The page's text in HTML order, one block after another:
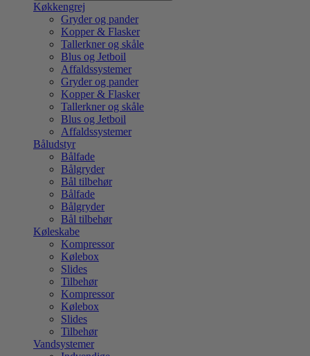
Køkkengrej
Gryder og pander
Kopper & Flasker
Tallerkner og skåle
Blus og Jetboil
Affaldssystemer
Gryder og pander
Kopper & Flasker
Tallerkner og skåle
Blus og Jetboil
Affaldssystemer
Båludstyr
Bålfade
Bålgryder
Bål tilbehør
Bålfade
Bålgryder
Bål tilbehør
Køleskabe
Kompressor
Kølebox
Slides
Tilbehør
Kompressor
Kølebox
Slides
Tilbehør
Vandsystemer